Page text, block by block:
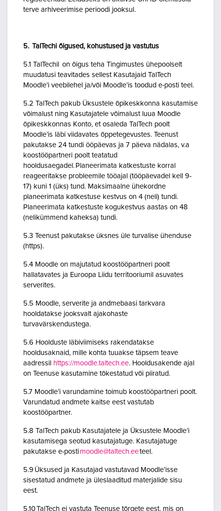
terve arhiveerimise perioodi jooksul.
5. TalTechi õigused, kohustused ja vastutus
5.1 TalTechil on õigus teha Tingimustes ühepoolselt
muudatusi teavitades sellest Kasutajaid TalTech
Moodle’i veebilehel ja/või Moodle’is toodud e-posti teel.
5.2 TalTech pakub Üksustele õpikeskkonna kasutamise
võimalust ning Kasutajatele võimalust luua Moodle
õpikeskkonnas Konto, et osaleda TalTech poolt
Moodle’is läbi viidavates õppetegevustes. Teenust
pakutakse 24 tundi ööpäevas ja 7 päeva nädalas, v.a
koostööpartneri poolt teatatud
hooldusaegadel. Planeerimata katkestuste korral
reageeritakse probleemile tööajal (tööpäevadel kell 9-
17) kuni 1 (üks) tund. Maksimaalne ühekordne
planeerimata katkestuse kestvus on 4 (neli) tundi.
Planeerimata katkestuste kogukestvus aastas on 48
(nelikümmend kaheksa) tundi.
5.3 Teenust pakutakse üksnes üle turvalise ühenduse
(https).
5.4 Moodle on majutatud koostööpartneri poolt
hallatavates ja Euroopa Liidu territooriumil asuvates
serverites.
5.5 Moodle, serverite ja andmebaasi tarkvara
hooldatakse jooksvalt ajakohaste
turvavärskendustega.
5.6 Hoolduste läbiviimiseks rakendatakse
hooldusaknaid, mille kohta tuuakse täpsem teave
aadressil https://moodle.taltech.ee. Hooldusakende ajal
on Teenuse kasutamine tõkestatud või piiratud.
5.7 Moodle’i varundamine toimub koostööpartneri poolt.
Varundatud andmete kaitse eest vastutab
koostööpartner.
5.8 TalTech pakub Kasutajatele ja Üksustele Moodle’i
kasutamisega seotud kasutajatuge. Kasutajatuge
pakutakse e-posti moodle@taltech.eeteel.
5.9 Üksused ja Kasutajad vastutavad Moodle’isse
sisestatud andmete ja üleslaaditud materjalide sisu
eest.
5.10 TalTech ei vastuta Teenuse tõrgete eest, mis on